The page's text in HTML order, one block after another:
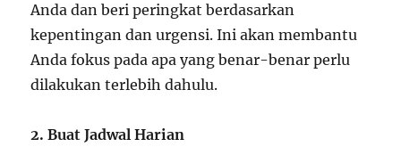
Anda dan beri peringkat berdasarkan
kepentingan dan urgensi. Ini akan membantu
Anda fokus pada apa yang benar-benar perlu
dilakukan terlebih dahulu.
2. Buat Jadwal Harian